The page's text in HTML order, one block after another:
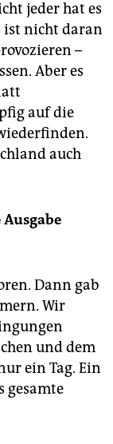
jeder hat es
ist nicht daran
–
Aber es
auf die
auch
Dann gab
Wir
und dem
ein Tag. Ein
gesamte